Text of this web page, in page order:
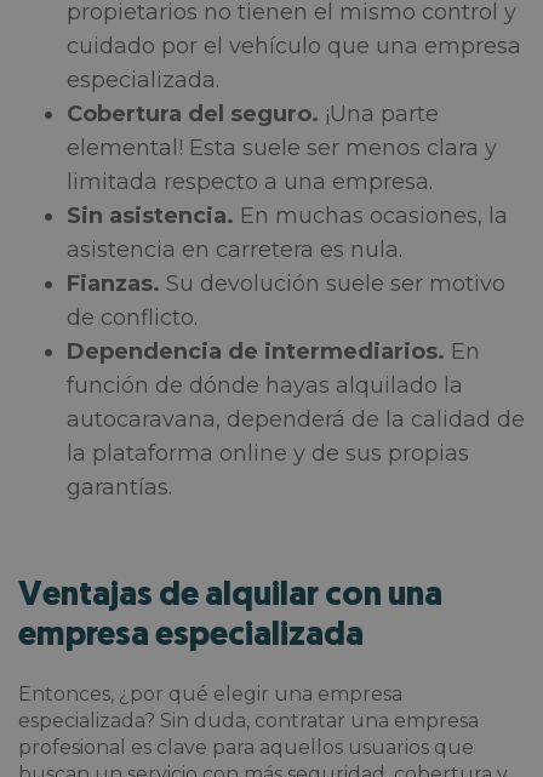
propietarios no tienen el mismo control y
cuidado por el vehículo que una empresa
especializada.
Cobertura del seguro. ¡Una parte
elemental! Esta suele ser menos clara y
limitada respecto a una empresa.
Sin asistencia. En muchas ocasiones, la
asistencia en carretera es nula.
Fianzas. Su devolución suele ser motivo
de conflicto.
Dependencia de intermediarios. En
función de dónde hayas alquilado la
autocaravana, dependerá de la calidad de
la plataforma online y de sus propias
garantías.
Ventajas de alquilar con una
empresa especializada
Entonces, ¿por qué elegir una empresa
especializada? Sin duda, contratar una empresa
profesional es clave para aquellos usuarios que